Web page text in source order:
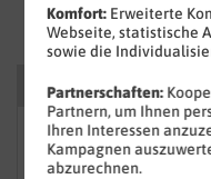
Kategorien
FAQ: Am häufigsten
Komfort: Erweiterte
Webseite, statistische
sowie die
Partnerschaften:
Partnern, um Ihnen
Ihren Interessen
Kampagnen
abzurechnen.